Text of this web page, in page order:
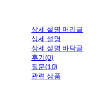
상세 설명 머리글
상세 설명
상세 설명 바닥글
후기(0)
질문(10)
관련 상품